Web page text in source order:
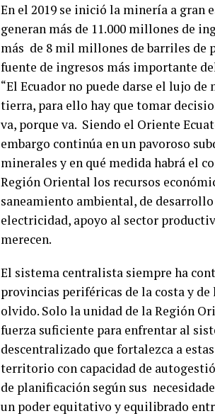
En el 2019 se inició la minería a gran
generan más de 11.000 millones de
más de 8 mil millones de barriles de
fuente de ingresos más importante
“El Ecuador no puede darse el lujo
tierra, para ello hay que tomar
va, porque va. Siendo el Oriente
embargo continúa en un pavoroso
minerales y en qué medida habrá el
Región Oriental los recursos
saneamiento ambiental, de
electricidad, apoyo al sector
merecen.
El sistema centralista siempre ha
provincias periféricas de la costa y
olvido. Solo la unidad de la Región
fuerza suficiente para enfrentar al
descentralizado que fortalezca a
territorio con capacidad de
de planificación según sus
un poder equitativo y equilibrado